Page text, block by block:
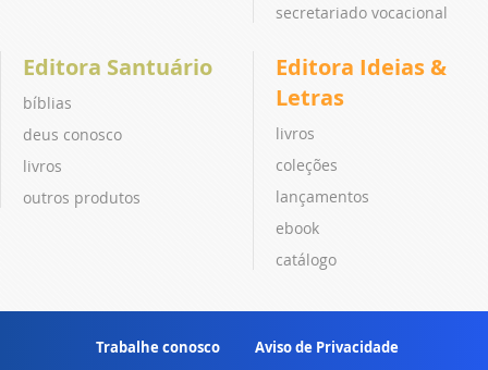
secretariado vocacional
Editora Santuário
bíblias
deus conosco
livros
outros produtos
Editora Ideias &
Letras
livros
coleções
lançamentos
ebook
catálogo
Trabalhe conosco Aviso de Privacidade